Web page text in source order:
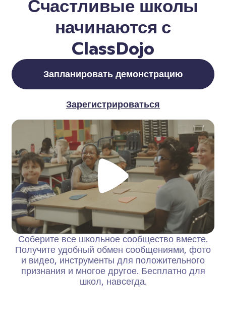
Счастливые школы
начинаются с
ClassDojo
Соберите все школьное сообщество вместе.
Получите удобный обмен сообщениями, фото
и видео, инструменты для положительного
признания и многое другое. Бесплатно для
школ, навсегда.
Запланировать демонстрацию
Зарегистрироваться